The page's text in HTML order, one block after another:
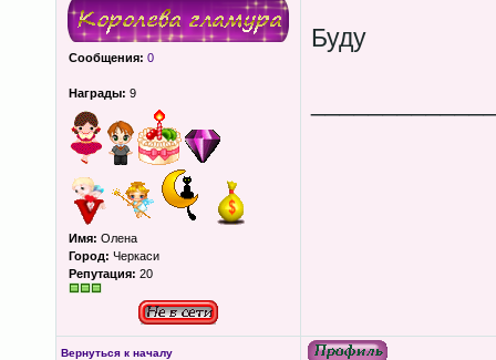
Сообщения: 0
Награды: 9
Имя: Олена
Город: Черкаси
Репутация: 20
Буду
Вернуться к началу